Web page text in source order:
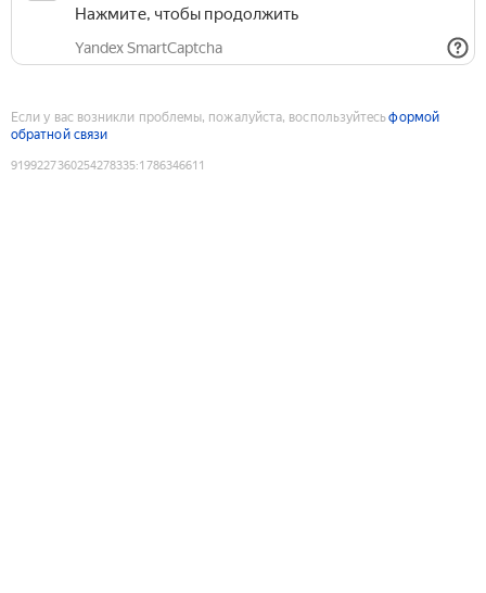
Нажмите, чтобы продолжить
Yandex SmartCaptcha
Если у вас возникли проблемы, пожалуйста, воспользуйтесьформой
обратной связи
9199227360254278335:1786346611